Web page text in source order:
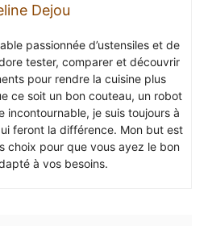
Dejou
passionnée d’ustensiles et de
tester, comparer et découvrir
pour rendre la cuisine plus
ce soit un bon couteau, un robot
incontournable, je suis toujours à
feront la différence. Mon but est
choix pour que vous ayez le bon
à vos besoins.